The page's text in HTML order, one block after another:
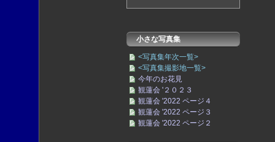
小さな写真集
<写真集年次一覧>
<写真集撮影地一覧>
今年のお花見
観蓮会 '２０２３
観蓮会 '2022 ページ４
観蓮会 '2022 ページ３
観蓮会 '2022 ページ２